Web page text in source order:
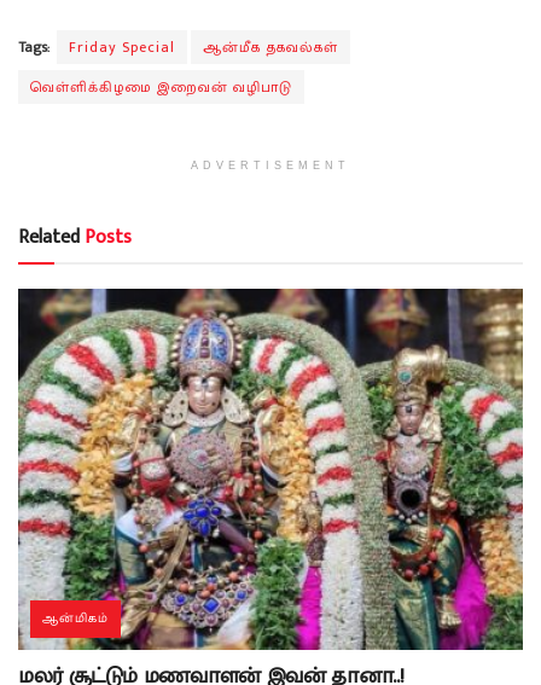
Tags: Friday Special
ஆன்மீக தகவல்கள்
வெள்ளிக்கிழமை இறைவன் வழிபாடு
ADVERTISEMENT
RelatedPosts
ஆன்மிகம்
மலர் சூட்டும் மணவாளன் இவன் தானா..!